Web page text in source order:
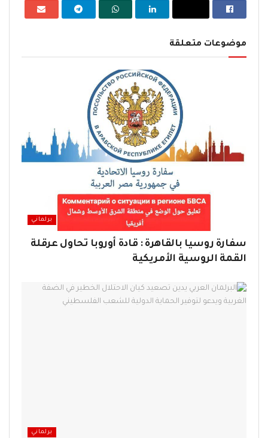
موضوعات متعلقة
برلماني
سفارة روسيا بالقاهرة : قادة أوروبا تحاول عرقلة
القمة الروسية الأمريكية
برلماني